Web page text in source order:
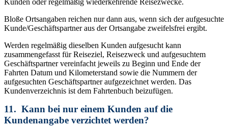
Bloße Ortsangaben reichen nur dann aus, wenn sich der aufgesuchte
Kunde/Geschäftspartner aus der Ortsangabe zweifelsfrei ergibt.
Werden regelmäßig dieselben Kunden aufgesucht kann
zusammengefasst für Reiseziel, Reisezweck und aufgesuchtem
Geschäftspartner vereinfacht jeweils zu Beginn und Ende der
Fahrten Datum und Kilometerstand sowie die Nummern der
aufgesuchten Geschäftspartner aufgezeichnet werden. Das
Kundenverzeichnis ist dem Fahrtenbuch beizufügen.
11. Kann bei nur einem Kunden auf die
Kundenangabe verzichtet werden?